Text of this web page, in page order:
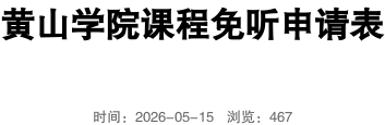
黄山学院课程免听申请表
时间：2026-05-15 浏览： 467